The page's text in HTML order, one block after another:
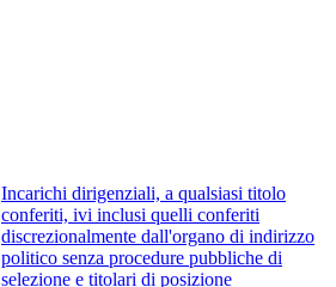
Incarichi dirigenziali, a qualsiasi titolo
conferiti, ivi inclusi quelli conferiti
discrezionalmente dall'organo di indirizzo
politico senza procedure pubbliche di
selezione e titolari di posizione